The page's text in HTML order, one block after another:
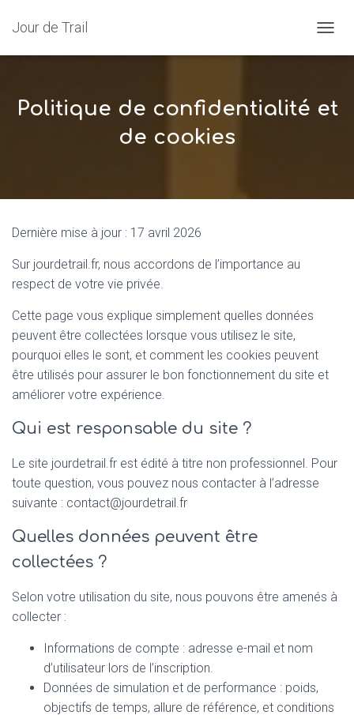
Jour de Trail
Politique de confidentialité et
de cookies
Dernière mise à jour : 17 avril 2026
Sur jourdetrail.fr, nous accordons de l’importance au
respect de votre vie privée.
Cette page vous explique simplement quelles données
peuvent être collectées lorsque vous utilisez le site,
pourquoi elles le sont, et comment les cookies peuvent
être utilisés pour assurer le bon fonctionnement du site et
améliorer votre expérience.
Qui est responsable du site ?
Le site jourdetrail.fr est édité à titre non professionnel. Pour
toute question, vous pouvez nous contacter à l’adresse
suivante : contact@jourdetrail.fr
Quelles données peuvent être
collectées ?
Selon votre utilisation du site, nous pouvons être amenés à
collecter :
Informations de compte : adresse e-mail et nom
d’utilisateur lors de l’inscription.
Données de simulation et de performance : poids,
objectifs de temps, allure de référence, et conditions